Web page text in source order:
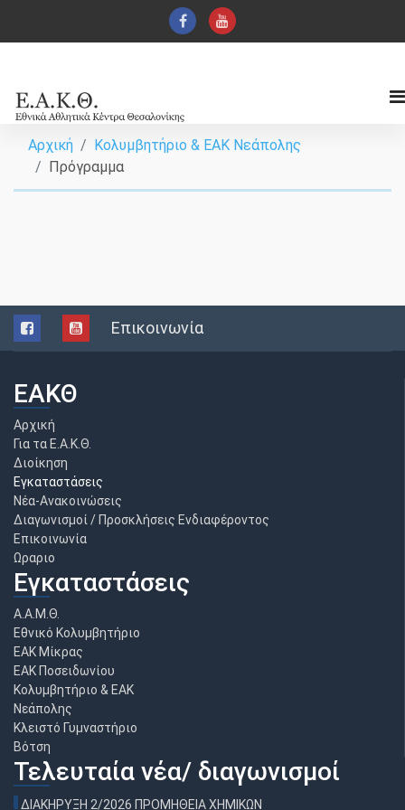
Αρχική
Κολυμβητήριο & ΕΑΚ Νεάπολης
Πρόγραμμα
Επικοινωνία
ΕΑΚΘ
Αρχική
Για τα Ε.Α.Κ.Θ.
Διοίκηση
Εγκαταστάσεις
Νέα-Ανακοινώσεις
Διαγωνισμοί / Προσκλήσεις Ενδιαφέροντος
Επικοινωνία
Ωραριο
Εγκαταστάσεις
Α.Α.Μ.Θ.
Εθνικό Κολυμβητήριο
ΕΑΚ Μίκρας
ΕΑΚ Ποσειδωνίου
Κολυμβητήριο & ΕΑΚ
Νεάπολης
Κλειστό Γυμναστήριο
Βότση
Τελευταία νέα/ διαγωνισμοί
ΔΙΑΚΗΡΥΞΗ 2/2026 ΠΡΟΜΗΘΕΙΑ ΧΗΜΙΚΩΝ